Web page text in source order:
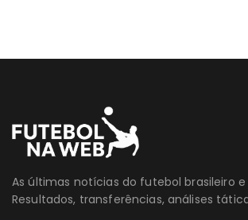
As últimas notícias do futebol brasileiro
Resultados, transferências, análises